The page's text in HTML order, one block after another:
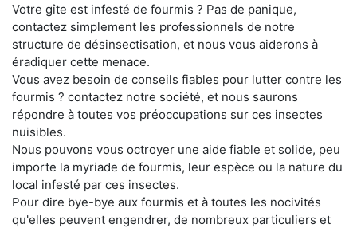
Votre gîte est infesté de fourmis ? Pas de panique,
contactez simplement les professionnels de notre
structure de désinsectisation, et nous vous aiderons à
éradiquer cette menace.
Vous avez besoin de conseils fiables pour lutter contre les
fourmis ? contactez notre société, et nous saurons
répondre à toutes vos préoccupations sur ces insectes
nuisibles.
Nous pouvons vous octroyer une aide fiable et solide, peu
importe la myriade de fourmis, leur espèce ou la nature du
local infesté par ces insectes.
Pour dire bye-bye aux fourmis et à toutes les nocivités
qu'elles peuvent engendrer, de nombreux particuliers et